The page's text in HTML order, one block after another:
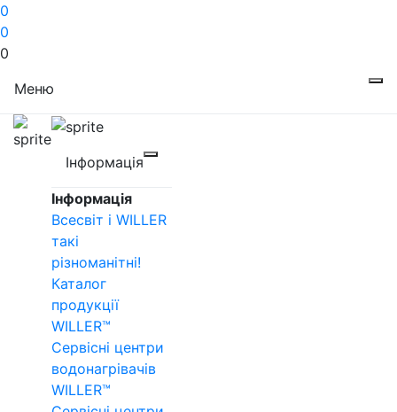
0
0
0
Меню
Інформація
Інформація
Всесвіт і WILLER
такі
різноманітні!
Каталог
продукції
WILLER™
Сервісні центри
водонагрівачів
WILLER™